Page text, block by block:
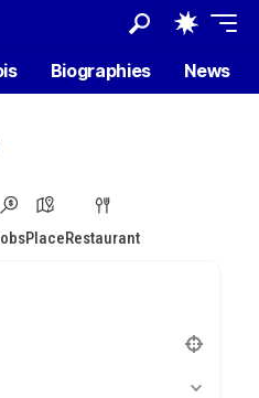
Biographies News
PlaceRestaurant